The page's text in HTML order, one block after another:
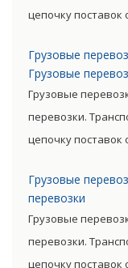
цепочку поставок
позволяют
существенно
Грузовые
Грузовые
Грузовые
перевозки.
цепочку поставок
позволяют
существенно
Грузовые
перевозки
Грузовые
перевозки.
цепочку поставок